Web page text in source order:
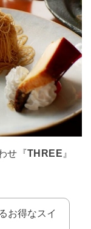
せ『THREE 』
お得なスイ